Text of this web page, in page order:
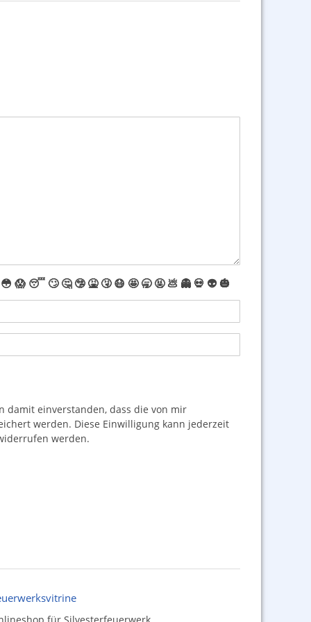
😳 😱 😴 🙄 🤔 🤥 🤮 🤧 😷 🤩 🥱 🤬 💩 👻 💀 👽 🎃
einverstanden, dass die von mir
werden. Diese Einwilligung kann jederzeit
werden.